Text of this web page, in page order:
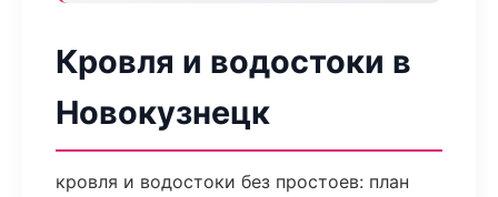
Кровля и водостоки в
Новокузнецк
кровля и водостоки без простоев: план